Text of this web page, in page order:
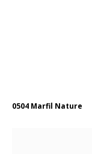
0504 Marfil Nature